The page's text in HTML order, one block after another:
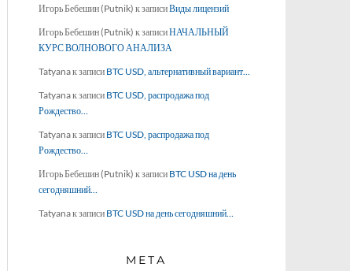
Игорь Бебешин (Putnik) к записиВиды лицензий
Игорь Бебешин (Putnik) к записиНАЧАЛЬНЫЙ
КУРС ВОЛНОВОГО АНАЛИЗА
Tatyanaк записи BTC USD, альтернативный вариант…
Tatyanaк записи BTC USD, распродажа под
Рождество…
Tatyanaк записи BTC USD, распродажа под
Рождество…
Игорь Бебешин (Putnik) к записи BTC USD на день
сегодняшний…
Tatyanaк записи BTC USD на день сегодняшний…
МЕТА